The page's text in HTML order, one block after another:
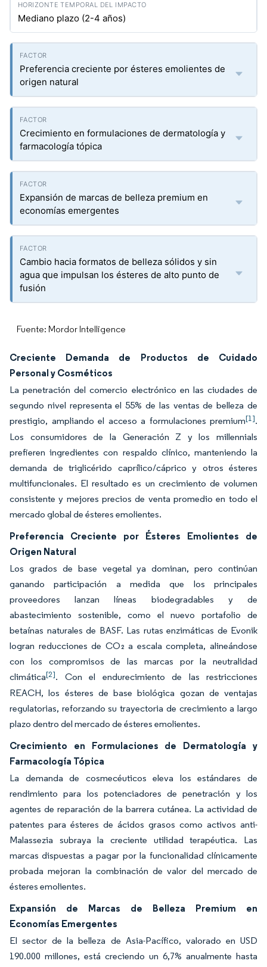
Mediano plazo (2-4 años)
Preferencia creciente por ésteres emolientes de
origen natural
Crecimiento en formulaciones de dermatología y
farmacología tópica
Expansión de marcas de belleza premium en
economías emergentes
Cambio hacia formatos de belleza sólidos y sin
agua que impulsan los ésteres de alto punto de
fusión
Fuente: Mordor Intelligence
Creciente Demanda de Productos de Cuidado
Personal y Cosméticos
La penetración del comercio electrónico en las ciudades de
segundo nivel representa el 55% de las ventas de belleza de
prestigio, ampliando el acceso a formulaciones premium[1].
Los consumidores de la Generación Z y los millennials
prefieren ingredientes con respaldo clínico, manteniendo la
demanda de triglicérido caprílico/cáprico y otros ésteres
multifuncionales. El resultado es un crecimiento de volumen
consistente y mejores precios de venta promedio en todo el
mercado global de ésteres emolientes.
Preferencia Creciente por Ésteres Emolientes de
Origen Natural
Los grados de base vegetal ya dominan, pero continúan
ganando participación a medida que los principales
proveedores lanzan líneas biodegradables y de
abastecimiento sostenible, como el nuevo portafolio de
betaínas naturales de BASF. Las rutas enzimáticas de Evonik
logran reducciones de CO₂ a escala completa, alineándose
con los compromisos de las marcas por la neutralidad
climática[2]. Con el endurecimiento de las restricciones
REACH, los ésteres de base biológica gozan de ventajas
regulatorias, reforzando su trayectoria de crecimiento a largo
plazo dentro del mercado de ésteres emolientes.
Crecimiento en Formulaciones de Dermatología y
Farmacología Tópica
La demanda de cosmecéuticos eleva los estándares de
rendimiento para los potenciadores de penetración y los
agentes de reparación de la barrera cutánea. La actividad de
patentes para ésteres de ácidos grasos como activos anti-
Malassezia subraya la creciente utilidad terapéutica. Las
marcas dispuestas a pagar por la funcionalidad clínicamente
probada mejoran la combinación de valor del mercado de
ésteres emolientes.
Expansión de Marcas de Belleza Premium en
Economías Emergentes
El sector de la belleza de Asia-Pacífico, valorado en USD
190.000 millones, está creciendo un 6,7% anualmente hasta